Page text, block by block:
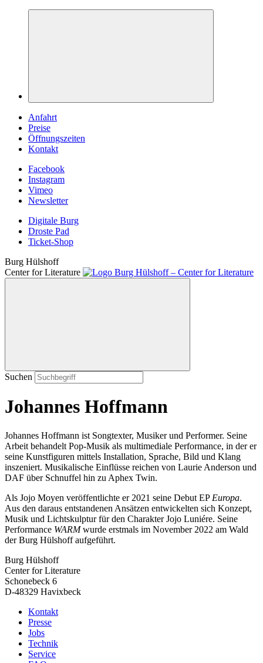
Anfahrt
Preise
Öffnungszeiten
Kontakt
Facebook
Instagram
Vimeo
Newsletter
Digitale Burg
Droste Pad
Ticket-Shop
Burg Hülshoff
Center for Literature
Suchen
Johannes Hoffmann
Johannes Hoffmann ist Songtexter, Musiker und Performer. Seine
Arbeit behandelt Pop-Musik als multimediale Performance, in der er
seine Kunstfiguren mittels Installation, Sprache, Bild und Klang
inszeniert. Musikalische Einflüsse reichen von Laurie Anderson und
DAF über Schnuffel hin zu Aphex Twin.
Als Jojo Moyen veröffentlichte er 2021 seine Debut EP Europa.
Aus den daraus entstandenen Ansätzen entwickelten sich Konzept,
Musik und Lichtskulptur für den Charakter Jojo Luniére. Seine
Performance WARMwurde erstmals im November 2022 am Wald
der Burg Hülshoff aufgeführt.
Burg Hülshoff
Center for Literature
Schonebeck 6
D-48329 Havixbeck
Kontakt
Presse
Jobs
Technik
Service